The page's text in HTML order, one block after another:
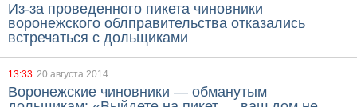
Из-за проведенного пикета чиновники
воронежского облправительства отказались
встречаться с дольщиками
13:33 20 августа 2014
Воронежские чиновники — обманутым